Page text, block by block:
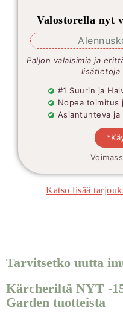
Valostorella nyt
Paljon valaisimia ja
lisätietoja
#1 Suurin ja
Nopea toimitus
Asiantunteva ja
Katso lisää
Tarvitsetko uutta
Kärcheriltä NYT -
Garden tuotteista